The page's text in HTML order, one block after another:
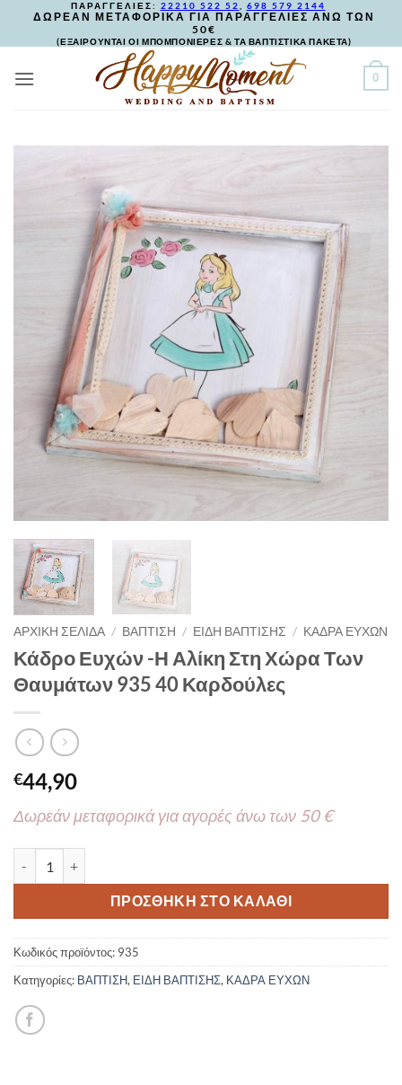
ΠΑΡΑΓΓΕΛΙΕΣ: 22210 522 52 698 579 2144
ΔΩΡΕΑΝ ΜΕΤΑΦΟΡΙΚΑ ΓΙΑ ΠΑΡΑΓΓΕΛΙΕΣ ΑΝΩ ΤΩΝ
50€
(ΕΞΑΙΡΟΥΝΤΑΙ ΟΙ ΜΠΟΜΠΟΝΙΕΡΕΣ & ΤΑ ΒΑΠΤΙΣΤΙΚΑ ΠΑΚΕΤΑ)
0
ΑΡΧΙΚΉ ΣΕΛΊΔΑ / ΒΑΠΤΙΣΗ / ΕΙΔΗ ΒΑΠΤΙΣΗΣ / ΚΑΔΡΑ ΕΥΧΩΝ
Κάδρο Ευχών -Η Αλίκη Στη Χώρα Των
Θαυμάτων 935 40 Καρδούλες
€44,90
Δωρεάν μεταφορικά για αγορές άνω των 50 €
ΠΡΟΣΘΉΚΗ ΣΤΟ ΚΑΛΆΘΙ
Κωδικός προϊόντος: 935
Κατηγορίες: ΒΑΠΤΙΣΗ, ΕΙΔΗ ΒΑΠΤΙΣΗΣ, ΚΑΔΡΑ ΕΥΧΩΝ